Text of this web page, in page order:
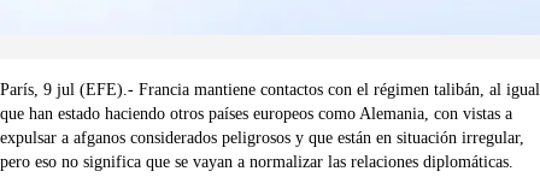
París, 9 jul (EFE).- Francia mantiene contactos con el régimen talibán, al igual
que han estado haciendo otros países europeos como Alemania, con vistas a
expulsar a afganos considerados peligrosos y que están en situación irregular,
pero eso no significa que se vayan a normalizar las relaciones diplomáticas.